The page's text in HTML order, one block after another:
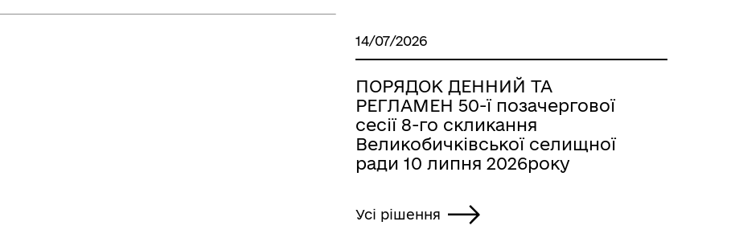
14/07/2026
ПОРЯДОК ДЕННИЙ ТА
РЕГЛАМЕН 50-ї позачергової
сесії 8-го скликання
Великобичківської селищної
ради 10 липня 2026року
Усі рішення